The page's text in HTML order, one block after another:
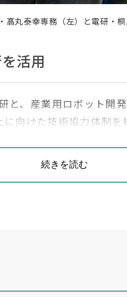
丸泰幸専務（左）と電研・
活用
と、産業用ロボット開
に向けた技術協力体制
組みでもある。
ロボット本体とカメラ
続きを読む